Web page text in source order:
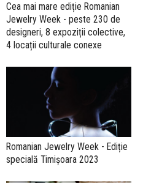
Cea mai mare ediție Romanian
Jewelry Week - peste 230 de
designeri, 8 expoziții colective,
4 locații culturale conexe
Romanian Jewelry Week - Ediție
specială Timișoara 2023